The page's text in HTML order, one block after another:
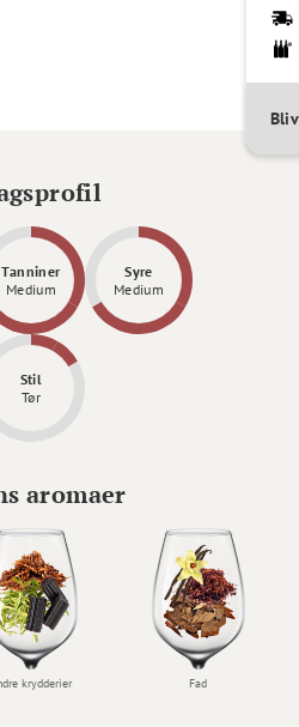
Tanniner
Medium
Syre
Medium
Stil
Tør
aromaer
krydderier Fad